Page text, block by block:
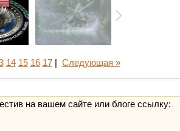
14 15 16 17| Следующая »
на вашем сайте или блоге ссылку: